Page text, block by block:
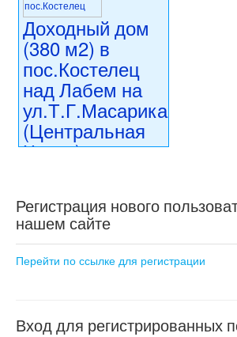
состояние: после
реконструкции
номер объекта:20257
Доходный дом
(380 м2) в
пос.Костелец
над Лабем на
ул.Т.Г.Масарика
(Центральная
Чехия)
раздел: объекты для
коммерческого использования
номер объекта:20460
Регистрация нового
нашем сайте
Перейти по ссылке для регистрации
Вход для регистрированных